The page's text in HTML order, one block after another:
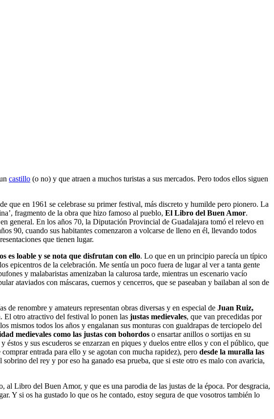
castillo (o no) y que atraen a muchos turistas a sus mercados. Pero todos ellos siguen
que en 1961 se celebrase su primer festival, más discreto y humilde pero pionero. La
fragmento de la obra que hizo famoso al pueblo, El Libro del Buen Amor.
general. En los años 70, la Diputación Provincial de Guadalajara tomó el relevo en
90, cuando sus habitantes comenzaron a volcarse de lleno en él, llevando todos
que tienen lugar.
es loable y se nota que disfrutan con ello. Lo que en un principio parecía un típico
epicentros de la celebración. Me sentía un poco fuera de lugar al ver a tanta gente
y malabaristas amenizaban la calurosa tarde, mientras un escenario vacío
ataviados con máscaras, cuernos y cencerros, que se paseaban y bailaban al son de
de renombre y amateurs representan obras diversas y en especial de Juan Ruiz,
El otro atractivo del festival lo ponen las justas medievales, que van precedidas por
mismos todos los años y engalanan sus monturas con gualdrapas de terciopelo del
medievales como las justas con bohordos o ensartar anillos o sortijas en su
y sus escuderos se enzarzan en piques y duelos entre ellos y con el público, que
entrada para ello y se agotan con mucha rapidez), pero desde la muralla las
del rey y por eso ha ganado esa prueba, que si este otro es malo con avaricia,
al Libro del Buen Amor, y que es una parodia de las justas de la época. Por desgracia,
Y si os ha gustado lo que os he contado, estoy segura de que vosotros también lo